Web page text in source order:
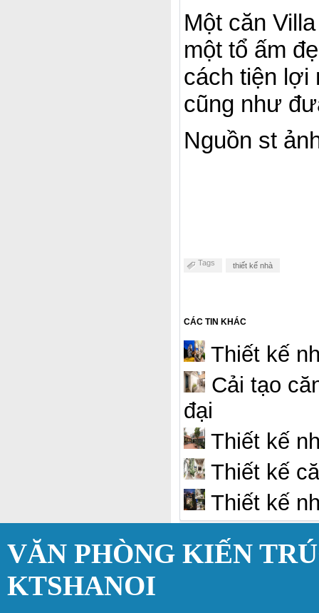
Một căn
một tổ ấm
cách tiện lợi
cũng như
Nguồn st
Tags thiết kế nhà
CÁC TIN KHÁC
Thiết kế
Cải tạo
đại
Thiết kế
Thiết kế
Thiết kế
VĂN PHÒNG KIẾN
KTSHANOI